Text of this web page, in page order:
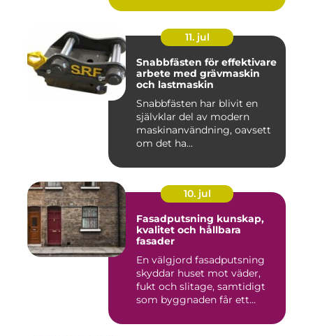
11. jul
Snabbfästen för effektivare
arbete med grävmaskin
och lastmaskin
Snabbfästen har blivit en
självklar del av modern
maskinanvändning, oavsett
om det ha...
10. jul
Fasadputsning kunskap,
kvalitet och hållbara
fasader
En välgjord fasadputsning
skyddar huset mot väder,
fukt och slitage, samtidigt
som byggnaden får ett...